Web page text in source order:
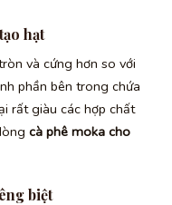
hạt
và cứng hơn so với
phần bên trong chứa
rất giàu các hợp chất
cà phê moka cho
biệt